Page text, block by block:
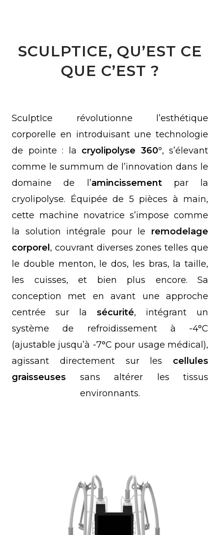
SCULPTICE, QU’EST CE
QUE C’EST ?
SculptIce révolutionne l’esthétique
corporelle en introduisant une technologie
de pointe : la cryolipolyse 360°, s’élevant
comme le summum de l’innovation dans le
domaine de l’amincissementpar la
cryolipolyse. Équipée de 5 pièces à main,
cette machine novatrice s’impose comme
la solution intégrale pour le remodelage
corporel , couvrant diverses zones telles que
le double menton, le dos, les bras, la taille,
les cuisses, et bien plus encore. Sa
conception met en avant une approche
centrée sur la sécurité, intégrant un
système de refroidissement à -4°C
(ajustable jusqu’à -7°C pour usage médical),
agissant directement sur les cellules
graisseuses sans altérer les tissus
environnants.